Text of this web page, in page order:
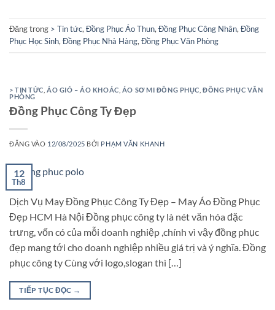
Đăng trong > Tin tức,Đồng Phục Áo Thun,Đồng Phục Công Nhân,Đồng
Phục Học Sinh,Đồng Phục Nhà Hàng,Đồng Phục Văn Phòng
> TIN TỨC ,ÁO GIÓ – ÁO KHOÁC ÁO SƠ MI ĐỒNG PHỤC ,ĐỒNG PHỤC VĂN
PHÒNG
Đồng Phục Công Ty Đẹp
ĐĂNG VÀO 12/08/2025 BỞI PHẠM VĂN KHANH
12
Th8
Dịch Vụ May Đồng Phục Công Ty Đẹp – May Áo Đồng Phục
Đẹp HCM Hà Nội Đồng phục công ty là nét văn hóa đặc
trưng, vốn có của mỗi doanh nghiệp ,chính vì vậy đồng phục
đẹp mang tới cho doanh nghiệp nhiều giá trị và ý nghĩa. Đồng
phục công ty Cùng với logo,slogan thì […]
TIẾP TỤC ĐỌC →